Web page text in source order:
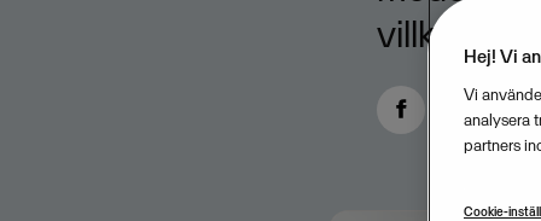
villkorHej! Vi
Vi
analysera
partners
Cookie-